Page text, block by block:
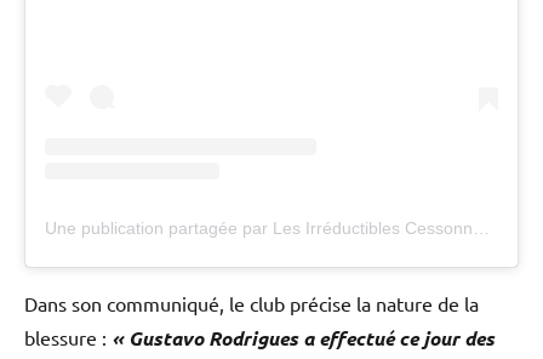
Une publication partagée par Les Irréductibles Cessonnais (@crmhb)
Dans son communiqué, le club précise la nature de la
blessure : « Gustavo Rodrigues a effectué ce jour des